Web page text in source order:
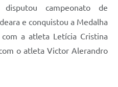
disputou campeonato de
e conquistou a Medalha
a atleta Letícia Cristina
o atleta Victor Alerandro